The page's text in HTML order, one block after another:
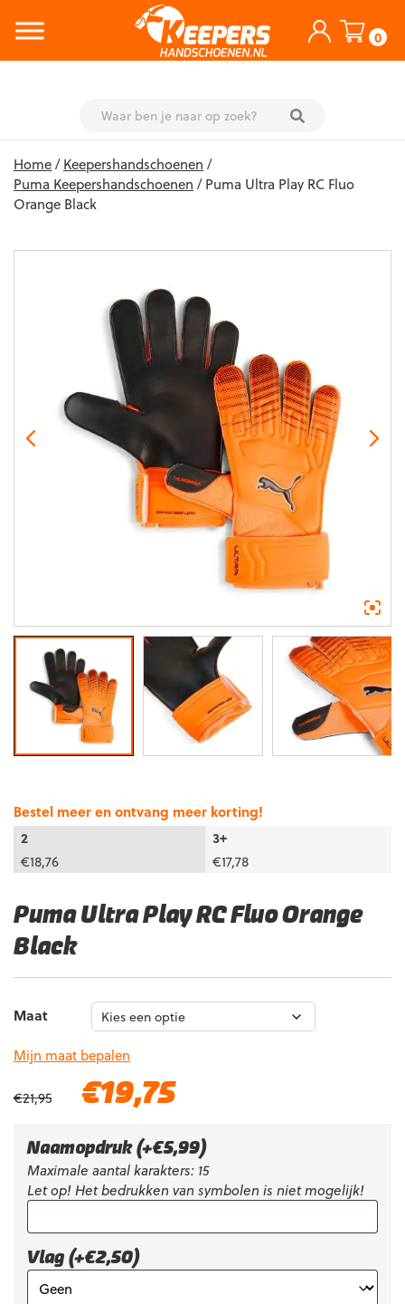
0
content
Home/Keepershandschoenen /
Puma Keepershandschoenen / Puma Ultra Play RC Fluo
Orange Black
Puma Ultra Play RC Fluo Orange
Black
Bestel meer en ontvang meer korting!
2
3+
€18,76 €17,78
Maat
Mijn maat bepalen
€21,95
Oorspronkelijke
€21,95.
€19,75Huidige
€19,75.
Naamopdruk (+€5,99)
Maximale aantal karakters: 15
Let op! Het bedrukken van symbolen is niet mogelijk!
Vlag (+€2,50)